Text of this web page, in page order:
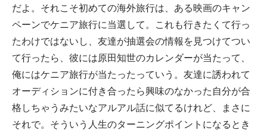
だよ。それこそ初めての海外旅行は、ある映画のキャン
ペーンでケニア旅行に当選して。これも行きたくて行っ
たわけではないし、友達が抽選会の情報を見つけてつい
て行ったら、彼には原田知世のカレンダーが当たって、
俺にはケニア旅行が当たったっていう。友達に誘われて
オーディションに付き合ったら興味のなかった自分が合
格しちゃうみたいなアルアル話に似てるけれど、まさに
それで。そういう人生のターニングポイントになるとき